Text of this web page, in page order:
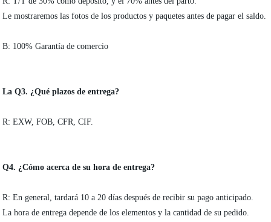
Le mostraremos las fotos de los productos y paquetes antes de pagar el saldo.
B: 100% Garantía de comercio
La Q3. ¿Qué plazos de entrega?
R: EXW, FOB, CFR, CIF.
Q4. ¿Cómo acerca de su hora de entrega?
R: En general, tardará 10 a 20 días después de recibir su pago anticipado.
La hora de entrega depende de los elementos y la cantidad de su pedido.